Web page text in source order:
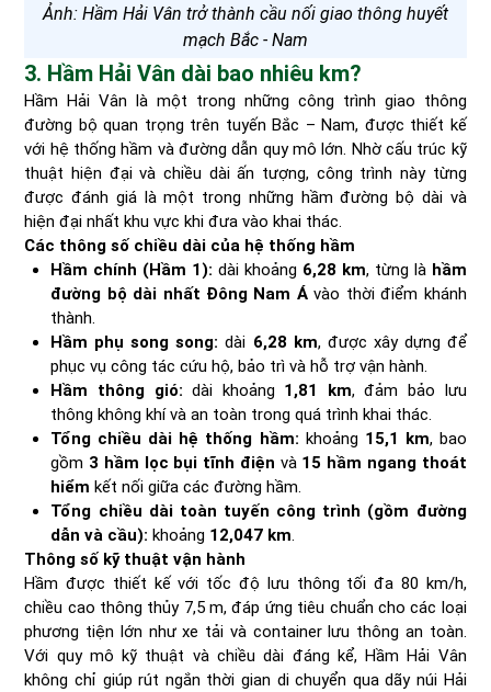
Ảnh: Hầm Hải Vân trở thành cầu nối giao thông huyết
mạch Bắc - Nam
3. Hầm Hải Vân dài bao nhiêu km?
Hầm Hải Vân là một trong những công trình giao thông
đường bộ quan trọng trên tuyến Bắc – Nam, được thiết kế
với hệ thống hầm và đường dẫn quy mô lớn. Nhờ cấu trúc kỹ
thuật hiện đại và chiều dài ấn tượng, công trình này từng
được đánh giá là một trong những hầm đường bộ dài và
hiện đại nhất khu vực khi đưa vào khai thác.
Các thông số chiều dài của hệ thống hầm
Hầm chính (Hầm 1): dài khoảng 6,28 km, từng là hầm
đường bộ dài nhất Đông Nam Ávào thời điểm khánh
thành.
Hầm phụ song song: dài 6,28 km, được xây dựng để
phục vụ công tác cứu hộ, bảo trì và hỗ trợ vận hành.
Hầm thông gió: dài khoảng 1,81 km, đảm bảo lưu
thông không khí và an toàn trong quá trình khai thác.
Tổng chiều dài hệ thống hầm: khoảng 15,1 km, bao
gồm 3 hầm lọc bụi tĩnh điện và 15 hầm ngang thoát
hiểm kết nối giữa các đường hầm.
Tổng chiều dài toàn tuyến công trình (gồm đường
dẫn và cầu): khoảng 12,047 km.
Thông số kỹ thuật vận hành
Hầm được thiết kế với tốc độ lưu thông tối đa 80 km/h,
chiều cao thông thủy 7,5 m, đáp ứng tiêu chuẩn cho các loại
phương tiện lớn như xe tải và container lưu thông an toàn.
Với quy mô kỹ thuật và chiều dài đáng kể, Hầm Hải Vân
không chỉ giúp rút ngắn thời gian di chuyển qua dãy núi Hải